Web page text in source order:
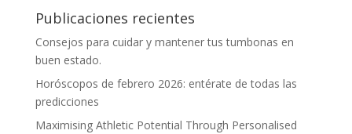
Publicaciones recientes
Consejos para cuidar y mantener tus tumbonas en
buen estado.
Horóscopos de febrero 2026: entérate de todas las
predicciones
Maximising Athletic Potential Through Personalised